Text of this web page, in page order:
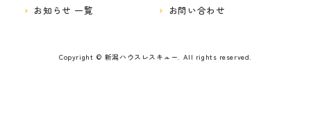
お知らせ 一覧
お問い合わせ
Copyright © 新潟ハウスレスキュー. All rights reserved.